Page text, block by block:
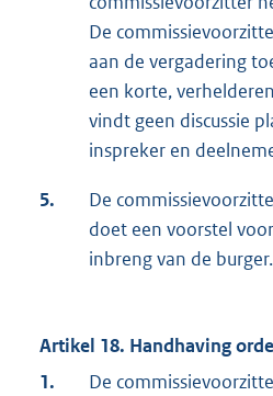
De
aan de vergadering
een korte,
vindt geen discussie
inspreker en
5.
De
doet een voorstel
inbreng van de burger.
Artikel 18. Handhaving
1.
De